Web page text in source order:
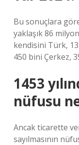
Bu sonuçlara
yaklaşık 86
kendisini Türk,
450 bini Çerkez,
1453
nüfusu
Ancak ticarette
sayılmasının